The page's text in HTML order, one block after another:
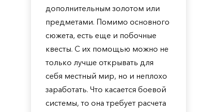
дополнительным золотом или
предметами. Помимо основного
сюжета, есть еще и побочные
квесты. С их помощью можно не
только лучше открывать для
себя местный мир, но и неплохо
заработать. Что касается боевой
системы, то она требует расчета